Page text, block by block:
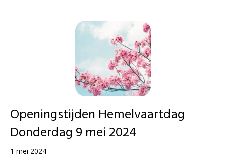
Openingstijden Hemelvaartdag
Donderdag 9 mei 2024
1 mei 2024